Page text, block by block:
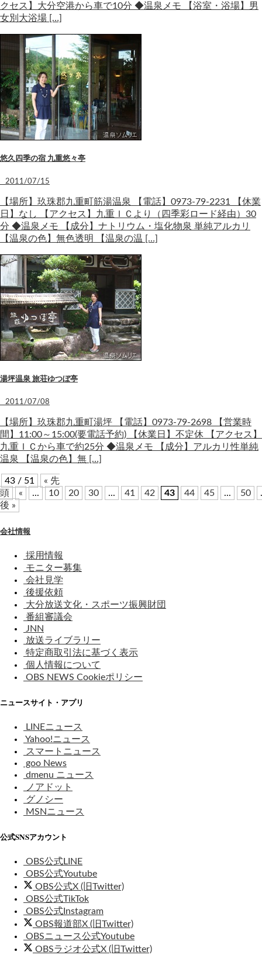
クセス】大分空港から車で10分 ◆温泉メモ 【浴室・浴場】男
女別大浴場 […]
悠久四季の宿 九重悠々亭
2011/07/15
【場所】玖珠郡九重町筋湯温泉 【電話】0973-79-2231 【休業
日】なし 【アクセス】九重ＩＣより（四季彩ロード経由）30
分 ◆温泉メモ 【成分】ナトリウム・塩化物泉 単純アルカリ
【温泉の色】無色透明 【温泉の温 […]
湯坪温泉 旅荘ゆつぼ亭
2011/07/08
【場所】玖珠郡九重町湯坪 【電話】0973-79-2698 【営業時
間】11:00～15:00(要電話予約) 【休業日】不定休 【アクセス】
九重ＩＣから車で約25分 ◆温泉メモ 【成分】アルカリ性単純
温泉 【温泉の色】無 […]
43 / 51
« 先
頭
« ... 10 20 30 ... 41 42 43 44 45 ... 50
後 »
会社情報
採用情報
モニター募集
会社見学
後援依頼
大分放送文化・スポーツ振興財団
番組審議会
JNN
放送ライブラリー
特定商取引法に基づく表示
個人情報について
OBS NEWS Cookieポリシー
ニュースサイト・アプリ
LINEニュース
Yahoo!ニュース
スマートニュース
goo News
dmenu ニュース
ノアドット
グノシー
MSNニュース
公式SNSアカウント
OBS公式LINE
OBS公式Youtube
OBS公式X (旧Twitter)
OBS公式TikTok
OBS公式Instagram
OBS報道部X (旧Twitter)
OBSニュース公式Youtube
OBSラジオ公式X (旧Twitter)